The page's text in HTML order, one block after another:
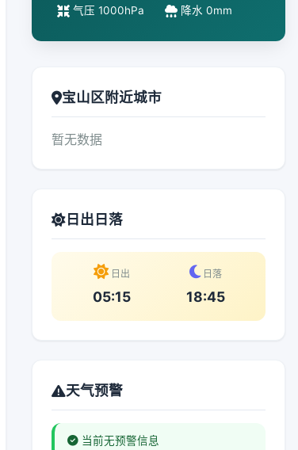
气压 1000hPa 降水 0mm
宝山区附近城市
暂无数据
日出日落
日出
05:15
日落
18:45
天气预警
当前无预警信息